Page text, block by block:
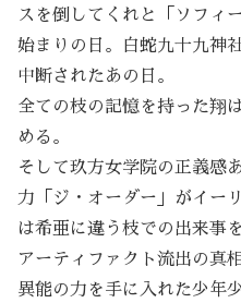
スを倒してくれと「ソフィ
始まりの日。白蛇九十九神
中断されたあの日。
全ての枝の記憶を持った翔
める。
そして玖方女学院の正義感
力「ジ・オーダー」がイー
は希亜に違う枝での出来事
アーティファクト流出の真
異能の力を手に入れた少年